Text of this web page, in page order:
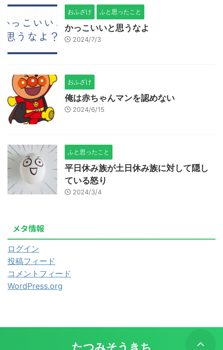
おふざけ ふと思ったこと
かっこいいと思うなよ
2024/7/3
おふざけ
俺は赤ちゃんマンを認めない
2024/6/15
ふと思ったこと
平日休み族が土日休み族に対して隠し
ている怒り
2024/3/4
メタ情報
ログイン
投稿フィード
コメントフィード
WordPress.org
たつみそうきち